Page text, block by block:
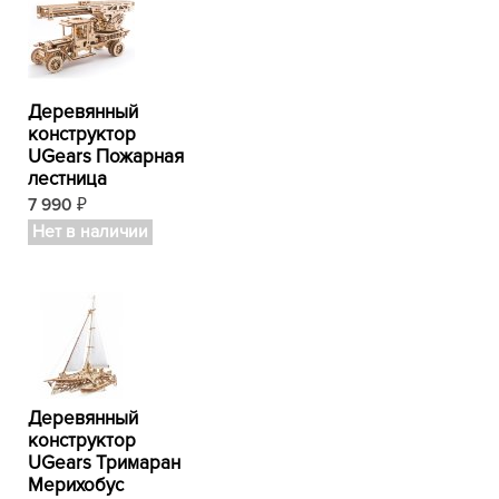
Деревянный
конструктор
UGears Пожарная
лестница
7 990 ₽
Нет в наличии
Деревянный
конструктор
UGears Тримаран
Мерихобус